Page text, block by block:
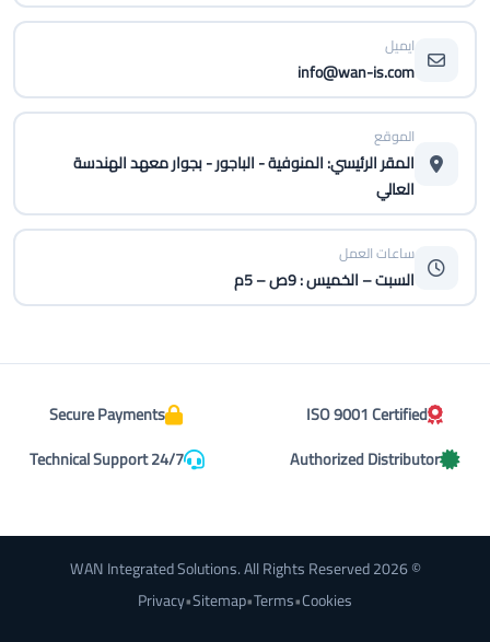
ايميل
info@wan-is.com
الموقع
المقر الرئيسي: المنوفية - الباجور - بجوار معهد الهندسة
العالي
ساعات العمل
السبت – الخميس : 9ص – 5م
ISO 9001 Certified
Secure Payments
Authorized Distributor
Technical Support 24/7
Cookies
•
Terms
•
Sitemap
•
Privacy
© 2026 WAN Integrated Solutions. All Rights Reserved